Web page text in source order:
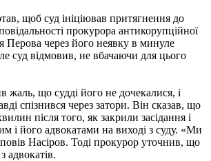
щоб суд ініціював притягнення до
прокурора антикорупційної
Перова через його неявку в минуле
суд відмовив, не вбачаючи для цього
що судді його не дочекалися, і
спізнився через затори. Він сказав, що
після того, як закрили засідання і
і його адвокатами на виході з суду. «Ми
Насіров. Тоді прокурор уточнив, що
адвокатів.